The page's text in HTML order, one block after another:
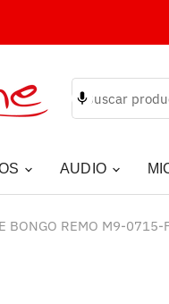
AUDIO
BONGO REMO M9-